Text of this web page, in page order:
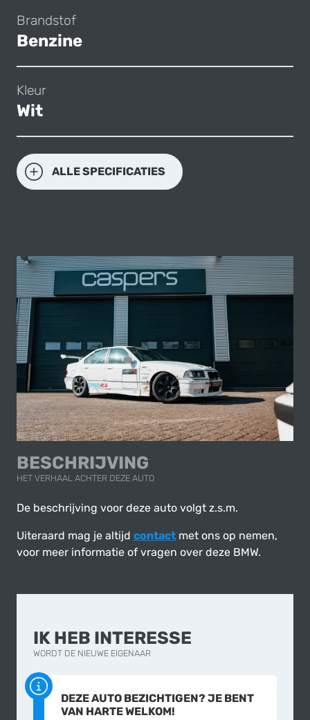
Brandstof
Benzine
Kleur
Wit
ALLE SPECIFICATIES
BESCHRIJVING
HET VERHAAL ACHTER DEZE AUTO
De beschrijving voor deze auto volgt z.s.m.
Uiteraard mag je altijd contact met ons op nemen,
voor meer informatie of vragen over deze BMW.
IK HEB INTERESSE
WORDT DE NIEUWE EIGENAAR
DEZE AUTO BEZICHTIGEN? JE BENT
VAN HARTE WELKOM!